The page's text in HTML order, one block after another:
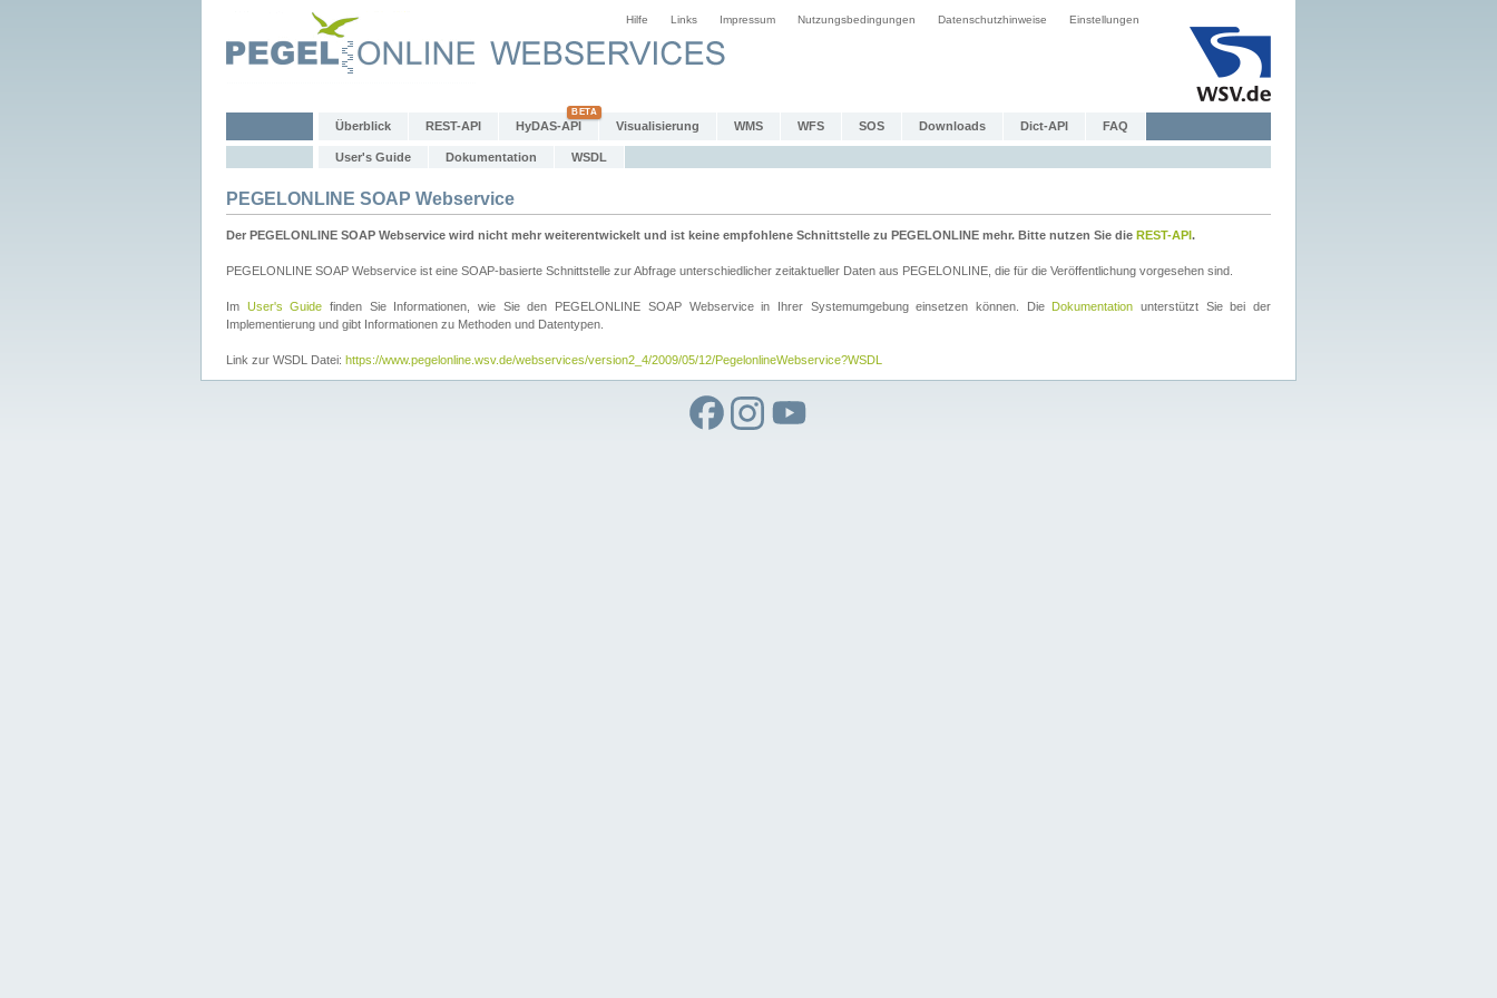
Hilfe Links Impressum Nutzungsbedingungen Datenschutzhinweise Einstellungen
Überblick REST-API HyDAS-API Visualisierung WMS WFS SOS Downloads Dict-API FAQ
User's Guide Dokumentation WSDL
PEGELONLINE SOAP Webservice
Der PEGELONLINE SOAP Webservice wird nicht mehr weiterentwickelt und ist keine empfohlene Schnittstelle zu PEGELONLINE mehr. Bitte nutzen Sie die REST-API.
PEGELONLINE SOAP Webservice ist eine SOAP-basierte Schnittstelle zur Abfrage unterschiedlicher zeitaktueller Daten aus PEGELONLINE, die für die Veröffentlichung vorgesehen sind.
Im User's Guide finden Sie Informationen, wie Sie den PEGELONLINE SOAP Webservice in Ihrer Systemumgebung einsetzen können. Die Dokumentation unterstützt Sie bei der
Implementierung und gibt Informationen zu Methoden und Datentypen.
Link zur WSDL Datei: https://www.pegelonline.wsv.de/webservices/version2_4/2009/05/12/PegelonlineWebservice?WSDL